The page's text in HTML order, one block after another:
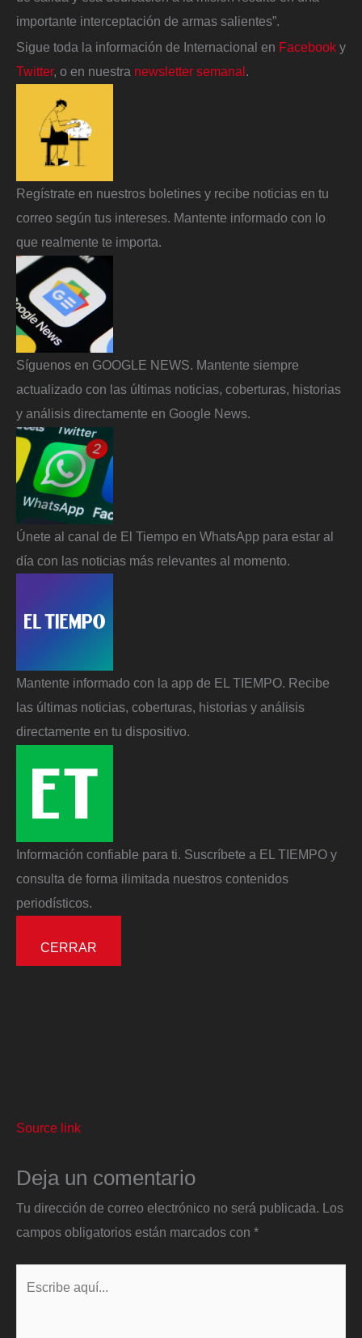
importante interceptación de armas salientes”.
Sigue toda la información de Internacional en Facebook y
Twitter, o en nuestra newsletter semanal
Regístrate en nuestros boletines y recibe noticias en tu
correo según tus intereses. Mantente informado con lo
que realmente te importa.
Síguenos en GOOGLE NEWS. Mantente siempre
actualizado con las últimas noticias, coberturas, historias
y análisis directamente en Google News.
Únete al canal de El Tiempo en WhatsApp para estar al
día con las noticias más relevantes al momento.
Mantente informado con la app de EL TIEMPO. Recibe
las últimas noticias, coberturas, historias y análisis
directamente en tu dispositivo.
Información confiable para ti. Suscríbete a EL TIEMPO y
consulta de forma ilimitada nuestros contenidos
periodísticos.
CERRAR
Source link
Deja un comentario
Tu dirección de correo electrónico no será publicada. Los
campos obligatorios están marcados con *